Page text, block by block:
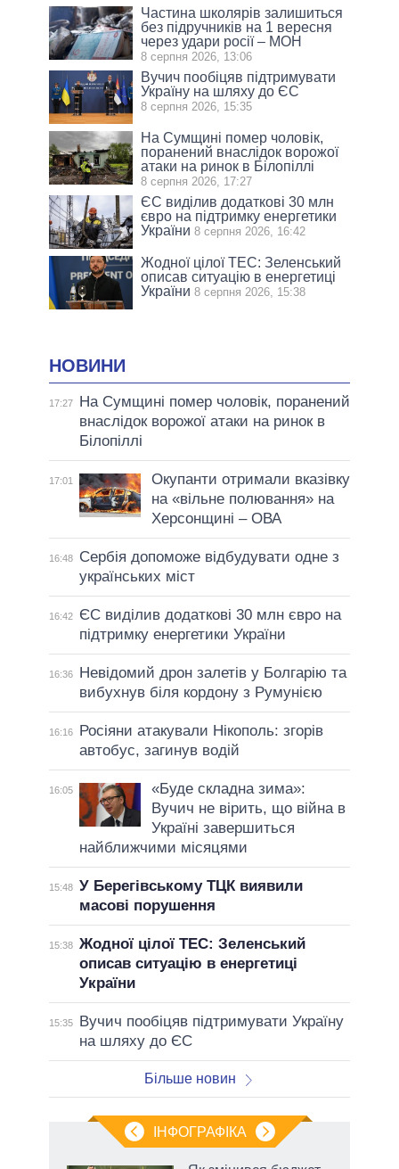
Частина школярів залишиться
без підручників на 1 вересня
через удари росії – МОН
8 серпня 2026, 13:06
Вучич пообіцяв підтримувати
Україну на шляху до ЄС
8 серпня 2026, 15:35
На Сумщині помер чоловік,
поранений внаслідок ворожої
атаки на ринок в Білопіллі
8 серпня 2026, 17:27
ЄС виділив додаткові 30 млн
євро на підтримку енергетики
України 8 серпня 2026, 16:42
Жодної цілої ТЕС: Зеленський
описав ситуацію в енергетиці
України 8 серпня 2026, 15:38
НОВИНИ
17:27
На Сумщині помер чоловік, поранений
внаслідок ворожої атаки на ринок в
Білопіллі
17:01
Окупанти отримали вказівку
на «вільне полювання» на
Херсонщині – ОВА
16:48
Сербія допоможе відбудувати одне з
українських міст
16:42
ЄС виділив додаткові 30 млн євро на
підтримку енергетики України
16:36
Невідомий дрон залетів у Болгарію та
вибухнув біля кордону з Румунією
16:16
Росіяни атакували Нікополь: згорів
автобус, загинув водій
16:05
«Буде складна зима»:
Вучич не вірить, що війна в
Україні завершиться
найближчими місяцями
15:48 У Берегівському ТЦК виявили
масові порушення
15:38 Жодної цілої ТЕС: Зеленський
описав ситуацію в енергетиці
України
15:35
Вучич пообіцяв підтримувати Україну
на шляху до ЄС
Більше новин
ІНФОГРАФІКА